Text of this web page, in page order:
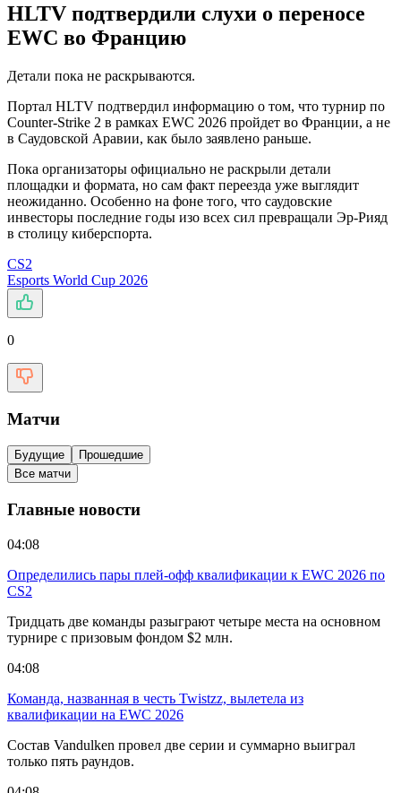
HLTV подтвердили слухи о переносе
EWC во Францию
Детали пока не раскрываются.
Портал HLTV подтвердил информацию о том, что турнир по
Counter-Strike 2 в рамках EWC 2026 пройдет во Франции, а не
в Саудовской Аравии, как было заявлено раньше.
Пока организаторы официально не раскрыли детали
площадки и формата, но сам факт переезда уже выглядит
неожиданно. Особенно на фоне того, что саудовские
инвесторы последние годы изо всех сил превращали Эр-Рияд
в столицу киберспорта.
CS2
Esports World Cup 2026
0
Матчи
Будущие
Прошедшие
Все матчи
Главные новости
04:08
Определились пары плей-офф квалификации к EWC 2026 по
CS2
Тридцать две команды разыграют четыре места на основном
турнире с призовым фондом $2 млн.
04:08
Команда, названная в честь Twistzz, вылетела из
квалификации на EWC 2026
Состав Vandulken провел две серии и суммарно выиграл
только пять раундов.